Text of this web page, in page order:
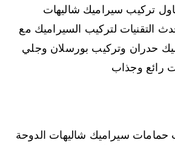
تركيب سيراميك شاليهات
التقنيات لتركيب السيراميك مع
حدران وتركيب بورسلان وجلي
رائع وجذاب
حمامات سيراميك شاليهات الدوحة